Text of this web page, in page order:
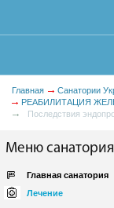
Главная Санатории
РЕАБИЛИТАЦИЯ
Последствия
Меню санатория
Главная санатория
Лечение